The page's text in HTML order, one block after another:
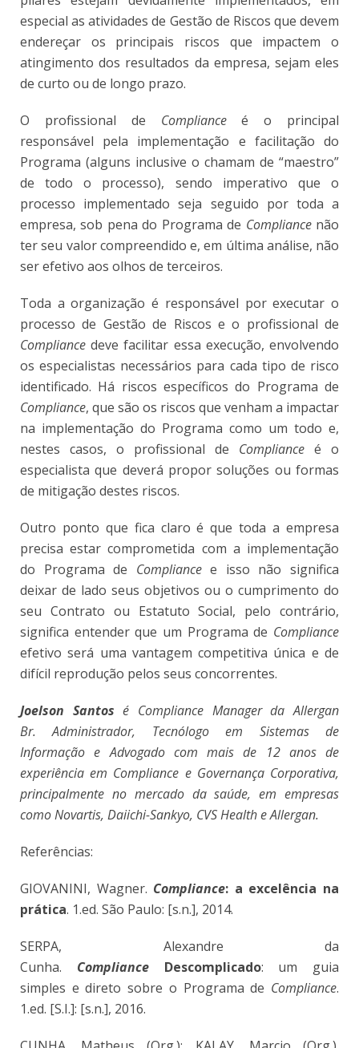
especial as atividades de Gestão de Riscos que devem
endereçar os principais riscos que impactem o
atingimento dos resultados da empresa, sejam eles
de curto ou de longo prazo.
O profissional de Complianceé o principal
responsável pela implementação e facilitação do
Programa (alguns inclusive o chamam de “maestro”
de todo o processo), sendo imperativo que o
processo implementado seja seguido por toda a
empresa, sob pena do Programa de Compliancenão
ter seu valor compreendido e, em última análise, não
ser efetivo aos olhos de terceiros.
Toda a organização é responsável por executar o
processo de Gestão de Riscos e o profissional de
Compliance deve facilitar essa execução, envolvendo
os especialistas necessários para cada tipo de risco
identificado. Há riscos específicos do Programa de
Compliance, que são os riscos que venham a impactar
na implementação do Programa como um todo e,
nestes casos, o profissional de Compliance é o
especialista que deverá propor soluções ou formas
de mitigação destes riscos.
Outro ponto que fica claro é que toda a empresa
precisa estar comprometida com a implementação
do Programa de Compliancee isso não significa
deixar de lado seus objetivos ou o cumprimento do
seu Contrato ou Estatuto Social, pelo contrário,
significa entender que um Programa de Compliance
efetivo será uma vantagem competitiva única e de
difícil reprodução pelos seus concorrentes.
Joelson Santos é Compliance Manager da Allergan
Br. Administrador, Tecnólogo em Sistemas de
Informação e Advogado com mais de 12 anos de
experiência em Compliance e Governança Corporativa,
principalmente no mercado da saúde, em empresas
como Novartis, Daiichi-Sankyo, CVS Health e Allergan.
Referências:
GIOVANINI, Wagner. Compliance: a excelência na
prática. 1.ed. São Paulo: [s.n.], 2014.
SERPA, Alexandre da
Cunha. ComplianceDescomplicado: um guia
simples e direto sobre o Programa de Compliance.
1.ed. [S.I.]: [s.n.], 2016.